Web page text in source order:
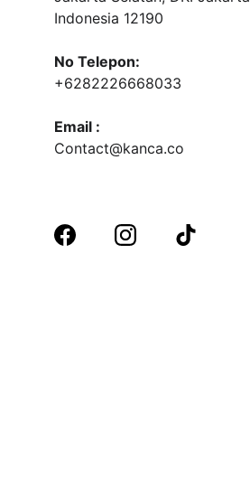
Indonesia 12190
No Telepon:
+6282226668033
Email :
Contact@kanca.co